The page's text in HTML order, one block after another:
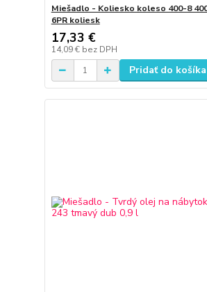
Miešadlo - Koliesko koleso 400-8
6PR koliesk
17,33 €
14,09 € bez DPH
Pridať do košíka